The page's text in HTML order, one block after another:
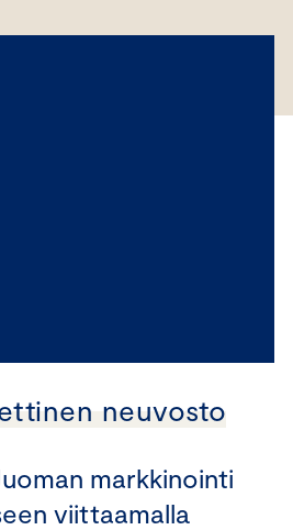
neuvosto
markkinointi
viittaamalla